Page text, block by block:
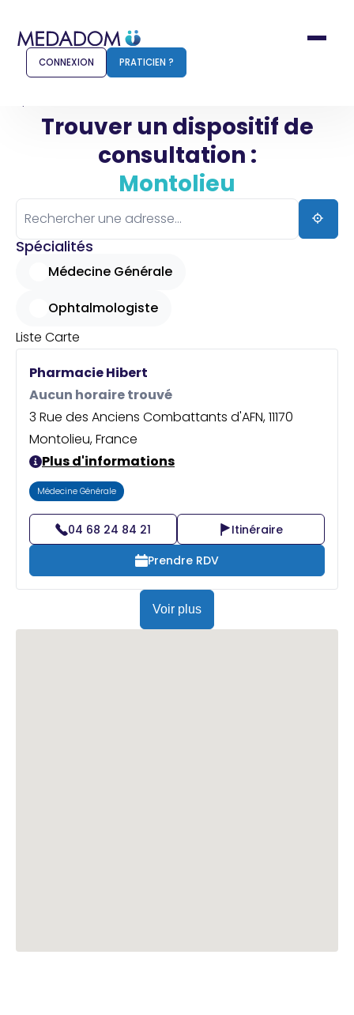
Comment ça marche ?
Pharmacien
Connexion
Praticien ?
CONNEXION PRATICIEN ?
Trouver un dispositif de
consultation :
Montolieu
Spécialités
Médecine Générale
Ophtalmologiste
Liste Carte
Pharmacie Hibert
Aucun horaire trouvé
3 Rue des Anciens Combattants d'AFN, 11170
Montolieu, France
Plus d'informations
Médecine Générale
04 68 24 84 21
Itinéraire
Prendre RDV
Voir plus